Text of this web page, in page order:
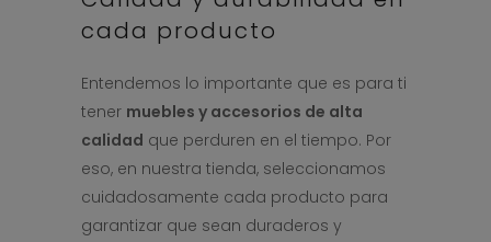
cada producto
Entendemos lo importante que es para ti
tener muebles y accesorios de alta
calidad que perduren en el tiempo. Por
eso, en nuestra tienda, seleccionamos
cuidadosamente cada producto para
garantizar que sean duraderos y